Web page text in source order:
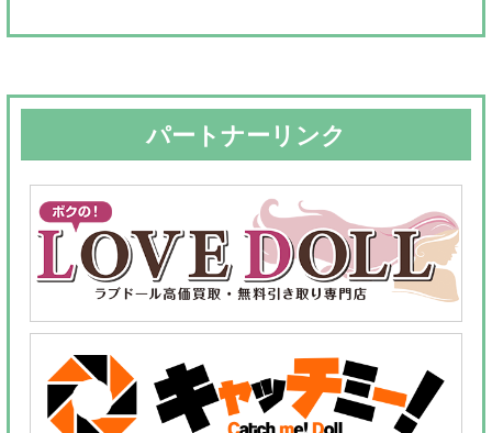
象:
パートナーリンク